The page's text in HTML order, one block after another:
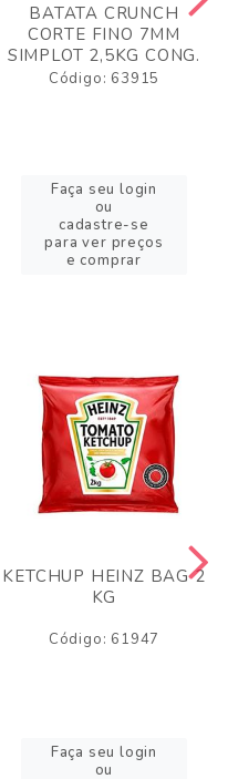
BATATA CRUNCH
CORTE FINO 7MM
SIMPLOT 2,5KG CONG.
Código: 63915
Faça seu login
ou
cadastre-se
para ver preços
e comprar
KETCHUP HEINZ BAG 2
KG
Código: 61947
Faça seu login
ou